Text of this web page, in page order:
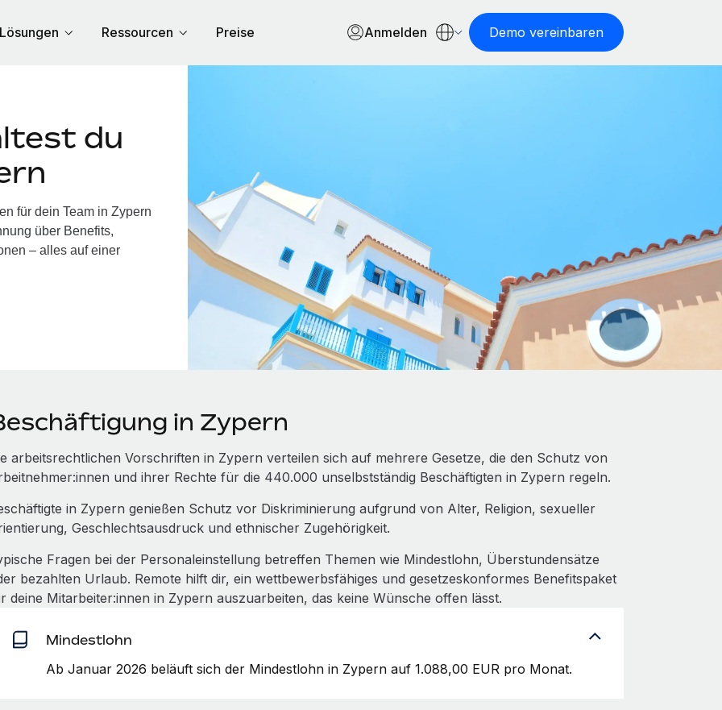
Lösungen Ressourcen Preise Anmelden Demo vereinbaren
du
für dein Team in Zypern
über Benefits,
– alles auf einer
in Zypern
arbeitsrechtlichen Vorschriften in Zypern verteilen sich auf mehrere Gesetze, die den Schutz von
und ihrer Rechte für die 440.000 unselbstständig Beschäftigten in Zypern regeln.
in Zypern genießen Schutz vor Diskriminierung aufgrund von Alter, Religion, sexueller
Geschlechtsausdruck und ethnischer Zugehörigkeit.
Fragen bei der Personaleinstellung betreffen Themen wie Mindestlohn, Überstundensätze
bezahlten Urlaub. Remote hilft dir, ein wettbewerbsfähiges und gesetzeskonformes Benefitspaket
deine Mitarbeiter:innen in Zypern auszuarbeiten, das keine Wünsche offen lässt.
Mindestlohn
Ab Januar 2026 beläuft sich der Mindestlohn in Zypern auf 1.088,00 EUR pro Monat.